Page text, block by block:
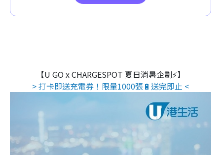
【U GO x CHARGESPOT 夏日消暑企劃⚡】
> 打卡即送充電券！限量1000張🔋送完即止 <